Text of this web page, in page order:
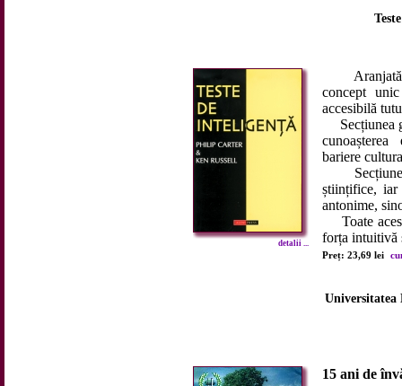
detalii ...
Aranjată
concept
accesibilă
Secțiunea
bariere
Secțiunea
științifice, iar
antonime,
Toate
forța intuitivă
Preț: 23,69 lei
Universitatea
15 ani de